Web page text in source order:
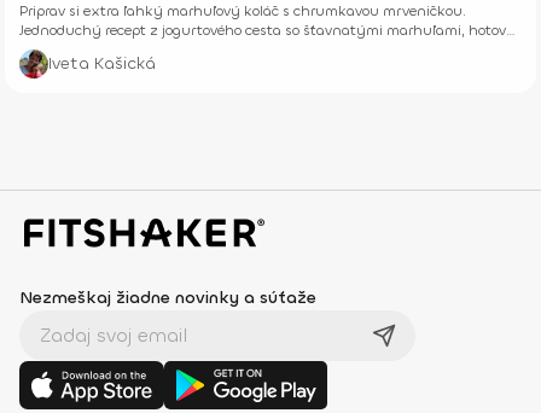
Priprav si extra ľahký marhuľový koláč s chrumkavou mrveničkou.
Jednoduchý recept z jogurtového cesta so šťavnatými marhuľami, hotový
z pár surovín.
Iveta Kašická
Nezmeškaj žiadne novinky a súťaže